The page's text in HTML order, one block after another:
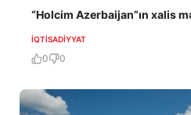
“Holcim Azerbaijan”ın xalis
İQTISADIYYAT
0 0